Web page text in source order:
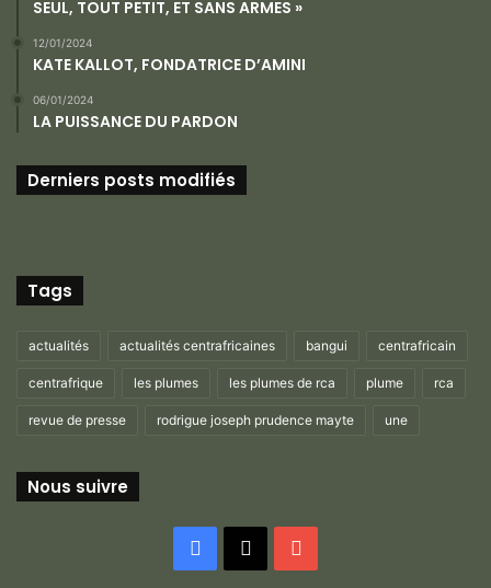
SEUL, TOUT PETIT, ET SANS ARMES »
12/01/2024
KATE KALLOT, FONDATRICE D’AMINI
06/01/2024
LA PUISSANCE DU PARDON
Derniers posts modifiés
Tags
actualités actualités centrafricaines bangui centrafricain
centrafrique les plumes les plumes de rca plume rca
revue de presse rodrigue joseph prudence mayte une
Nous suivre
Facebook